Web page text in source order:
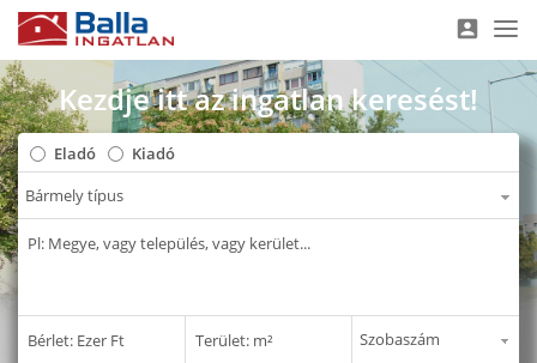
account_box
Kezdje itt az ingatlan keresést!
Eladó Kiadó
–
Bérlet: Ezer Ft –
Terület: m²